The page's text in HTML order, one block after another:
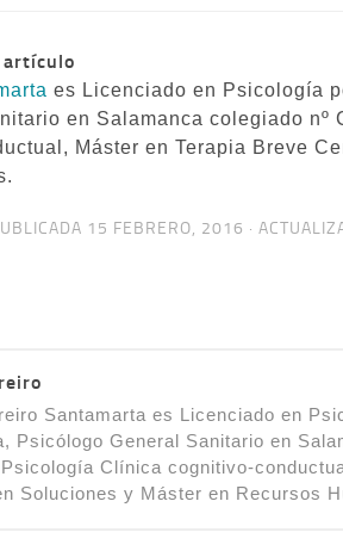
artículo
es Licenciado en Psicología
en Salamanca colegiado nº
Máster en Terapia Breve
15 FEBRERO, 2016 ·
Santamarta es Licenciado en
Psicólogo General Sanitario en
Clínica cognitivo-
Soluciones y Máster en Recursos